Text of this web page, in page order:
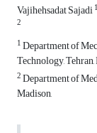
Vajihehsadat Sajadi1
2
1Department of
Technology,
2Department of
Madison,